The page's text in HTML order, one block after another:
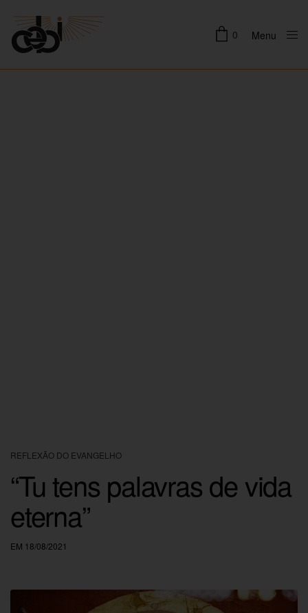
0 Menu
REFLEXÃO DO EVANGELHO
“Tu tens palavras de vida
eterna”
EM 18/08/2021